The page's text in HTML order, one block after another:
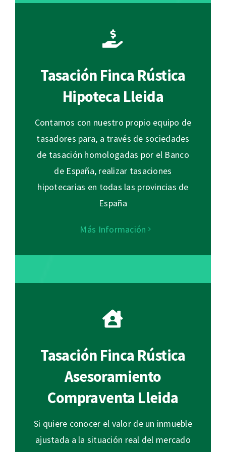
Tasación Finca Rústica
Hipoteca Lleida
Contamos con nuestro propio equipo de
tasadores para, a través de sociedades
de tasación homologadas por el Banco
de España, realizar tasaciones
hipotecarias en todas las provincias de
España
Más Información
Tasación Finca Rústica
Asesoramiento
Compraventa Lleida
Si quiere conocer el valor de un inmueble
ajustada a la situación real del mercado